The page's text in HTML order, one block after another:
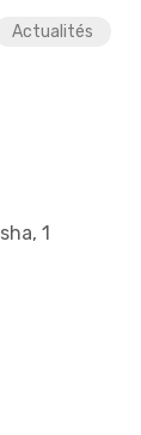
Actualités
1